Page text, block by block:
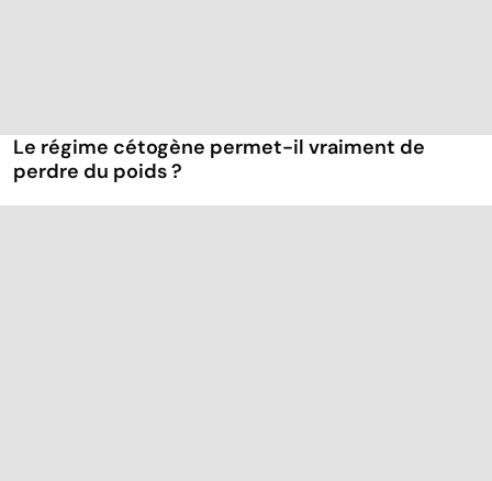
Le régime cétogène permet-il vraiment de
perdre du poids ?